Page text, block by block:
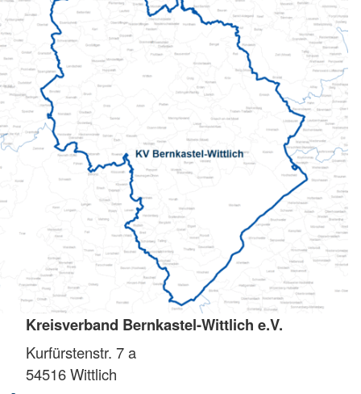
Kreisverband Bernkastel-Wittlich e.V.
Kurfürstenstr. 7 a
54516Wittlich